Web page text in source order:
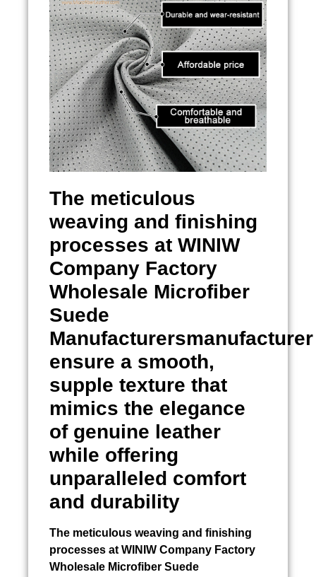
The meticulous
weaving and finishing
processes at WINIW
Company Factory
Wholesale Microfiber
Suede
Manufacturersmanufacturer
ensure a smooth,
supple texture that
mimics the elegance
of genuine leather
while offering
unparalleled comfort
and durability
The meticulous weaving and finishing
processes at WINIW Company Factory
Wholesale Microfiber Suede